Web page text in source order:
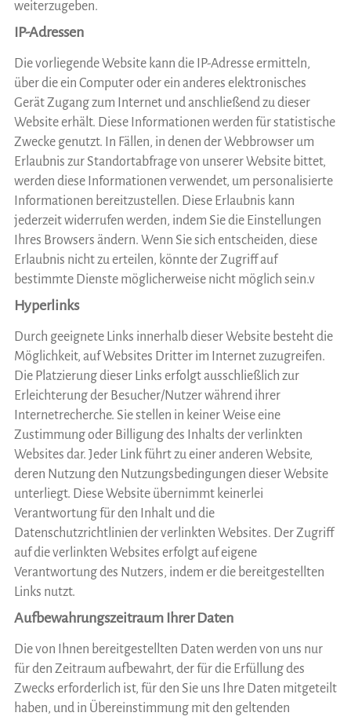
weiterzugeben.
IP-Adressen
Die vorliegende Website kann die IP-Adresse ermitteln,
über die ein Computer oder ein anderes elektronisches
Gerät Zugang zum Internet und anschließend zu dieser
Website erhält. Diese Informationen werden für statistische
Zwecke genutzt. In Fällen, in denen der Webbrowser um
Erlaubnis zur Standortabfrage von unserer Website bittet,
werden diese Informationen verwendet, um personalisierte
Informationen bereitzustellen. Diese Erlaubnis kann
jederzeit widerrufen werden, indem Sie die Einstellungen
Ihres Browsers ändern. Wenn Sie sich entscheiden, diese
Erlaubnis nicht zu erteilen, könnte der Zugriff auf
bestimmte Dienste möglicherweise nicht möglich sein.v
Hyperlinks
Durch geeignete Links innerhalb dieser Website besteht die
Möglichkeit, auf Websites Dritter im Internet zuzugreifen.
Die Platzierung dieser Links erfolgt ausschließlich zur
Erleichterung der Besucher/Nutzer während ihrer
Internetrecherche. Sie stellen in keiner Weise eine
Zustimmung oder Billigung des Inhalts der verlinkten
Websites dar. Jeder Link führt zu einer anderen Website,
deren Nutzung den Nutzungsbedingungen dieser Website
unterliegt. Diese Website übernimmt keinerlei
Verantwortung für den Inhalt und die
Datenschutzrichtlinien der verlinkten Websites. Der Zugriff
auf die verlinkten Websites erfolgt auf eigene
Verantwortung des Nutzers, indem er die bereitgestellten
Links nutzt.
Aufbewahrungszeitraum Ihrer Daten
Die von Ihnen bereitgestellten Daten werden von uns nur
für den Zeitraum aufbewahrt, der für die Erfüllung des
Zwecks erforderlich ist, für den Sie uns Ihre Daten mitgeteilt
haben, und in Übereinstimmung mit den geltenden